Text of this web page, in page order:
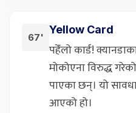
67'
Yellow Card
पहेँलो कार्ड!
मोकोएना विरुद्ध
पाएका छन्। यो
आएको हो।